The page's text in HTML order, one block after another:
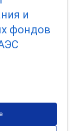
и
фондов